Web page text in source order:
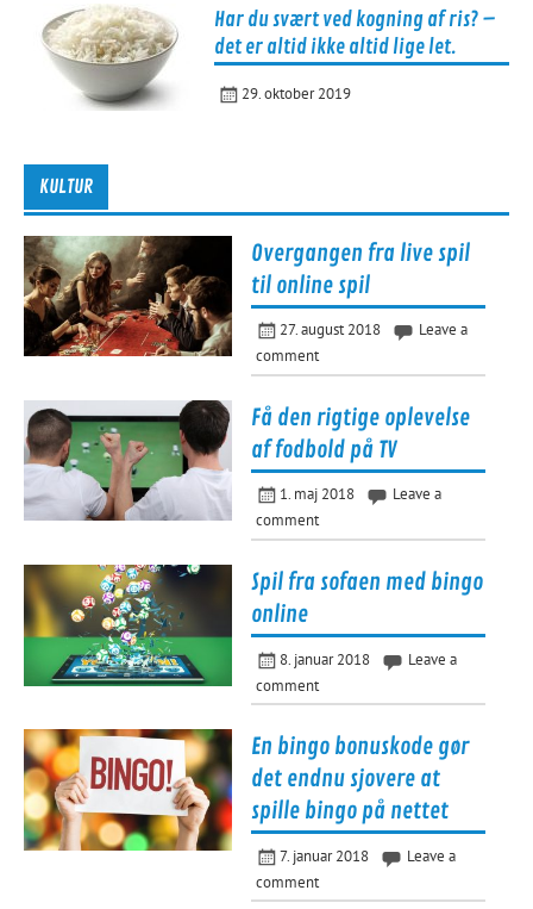
Har du svært ved kogning af ris? –
det er altid ikke altid lige let.
29. oktober 2019
KULTUR
Overgangen fra live spil
til online spil
27. august 2018
Leave a
comment
Få den rigtige oplevelse
af fodbold på TV
1. maj 2018
Leave a
comment
Spil fra sofaen med bingo
online
8. januar 2018
Leave a
comment
En bingo bonuskode gør
det endnu sjovere at
spille bingo på nettet
7. januar 2018
Leave a
comment